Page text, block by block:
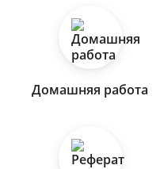
Домашняя работа